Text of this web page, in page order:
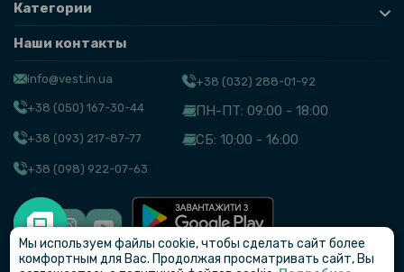
Категории
Наши контакты
info@vest.in.ua
+38 (050) 167-30-44
+38 (093) 217-87-77
+38 (098) 922-07-63
+38 (032) 288-01-92
ПН-ПТ: 09:00 - 18:00
СБ: 10:00 - 16:00
© VEST
Мы используем файлы cookie, чтобы сделать сайт более
комфортным для Вас. Продолжая просматривать сайт, Вы